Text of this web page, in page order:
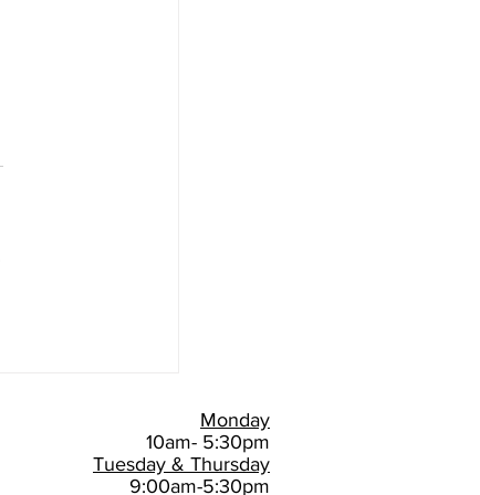
Monday
10am- 5:30pm
Tuesday & Thursday
9:00am-5:30pm